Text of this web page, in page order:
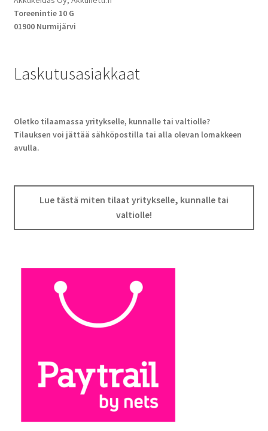
Toreenintie 10 G
01900 Nurmijärvi
Laskutusasiakkaat
Oletko tilaamassa yritykselle, kunnalle tai valtiolle?
Tilauksen voi jättää sähköpostilla tai alla olevan lomakkeen
avulla.
Lue tästä miten tilaat yritykselle, kunnalle tai
valtiolle!